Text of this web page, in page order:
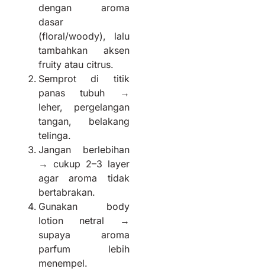
dengan aroma
dasar
(floral/woody), lalu
tambahkan aksen
fruity atau citrus.
Semprot di titik
panas tubuh →
leher, pergelangan
tangan, belakang
telinga.
Jangan berlebihan
→ cukup 2–3 layer
agar aroma tidak
bertabrakan.
Gunakan body
lotion netral →
supaya aroma
parfum lebih
menempel.